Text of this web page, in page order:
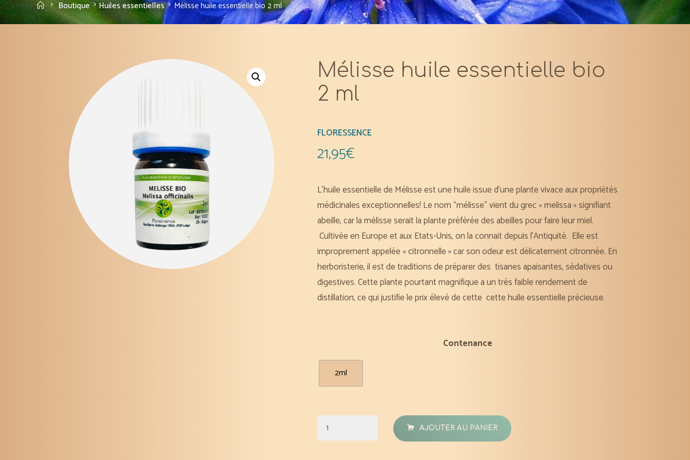
AccueilBoutique Huiles essentielles Mélisse huile essentielle bio 2 ml
Mélisse huile essentielle bio
2 ml
FLORESSENCE
21,95€
L’huile essentielle de Mélisse est une huile issue d’une plante vivace aux propriétés
médicinales exceptionnelles! Le nom “mélisse” vient du grec « melissa » signifiant
abeille, car la mélisse serait la plante préférée des abeilles pour faire leur miel.
Cultivée en Europe et aux Etats-Unis, on la connait depuis l’Antiquité. Elle est
improprement appelée « citronnelle » car sonodeur est délicatement citronnée. En
herboristerie, il est de traditions de préparer des tisanes apaisantes, sédatives ou
digestives.Cette plante pourtant magnifique a untrès faible rendement de
distillation, ce qui justifie le prix élevé de cette cette huile essentielle précieuse.
Contenance
2ml
quantité
de
AJOUTER AU PANIER